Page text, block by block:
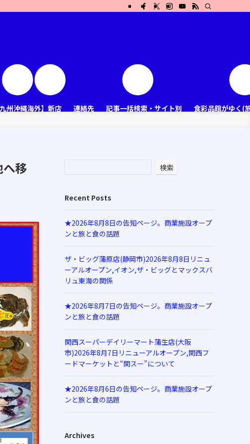
州沖縄海外】新店 連絡先 記事一括検索・サイト別 食彩品館がゆく(
移
検索
Recent Posts
★2026年8月8日の告知ページ。商業施設オープ
ンと旅と食の話題
ザ・ビッグ蒲原店(静岡市)2026年8月8日リニュ
ーアルオープン,イオン,ザ・ビッグとマックスバ
リュ東海の関係
★2026年8月7日の告知ページ。商業施設オープ
ンと旅と食の話題
関西スーパーデイリーマート蒲生店(大阪
市)2026年8月7日リニューアルオープン,関西フ
ードマーケットと“関スー”について
★2026年8月6日の告知ページ。商業施設オープ
ンと旅と食の話題
Archives